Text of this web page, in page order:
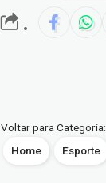
.
Voltar para Categoria:
Home
Esporte